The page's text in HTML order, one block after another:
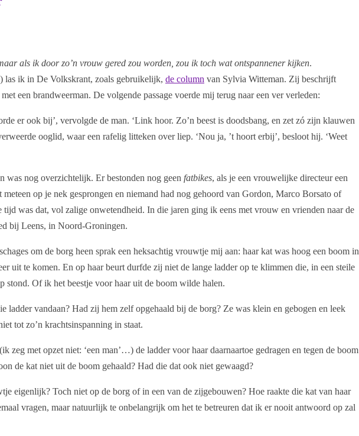
als ik door zo’n vrouw gered zou worden, zou ik toch wat ontspannener kijken.
las ik in De Volkskrant, zoals gebruikelijk, de column van Sylvia Witteman. Zij beschrijft
een brandweerman. De volgende passage voerde mij terug naar een ver verleden:
er ook bij’, vervolgde de man. ‘Link hoor. Zo’n beest is doodsbang, en zet zó zijn klauwen
ooglid, waar een rafelig litteken over liep. ‘Nou ja, ’t hoort erbij’, besloot hij. ‘Weet
was nog overzichtelijk. Er bestonden nog geen fatbikes, als je een vrouwelijke directeur een
meteen op je nek gesprongen en niemand had nog gehoord van Gordon, Marco Borsato of
tijd was dat, vol zalige onwetendheid. In die jaren ging ik eens met vrouw en vrienden naar de
bij Leens, in Noord-Groningen.
om de borg heen sprak een heksachtig vrouwtje mij aan: haar kat was hoog een boom in
uit te komen. En op haar beurt durfde zij niet de lange ladder op te klimmen die, in een steile
stond. Of ik het beestje voor haar uit de boom wilde halen.
ladder vandaan? Had zij hem zelf opgehaald bij de borg? Ze was klein en gebogen en leek
tot zo’n krachtsinspanning in staat.
zeg met opzet niet: ‘een man’…) de ladder voor haar daarnaartoe gedragen en tegen de boom
de kat niet uit de boom gehaald? Had die dat ook niet gewaagd?
eigenlijk? Toch niet op de borg of in een van de zijgebouwen? Hoe raakte die kat van haar
vragen, maar natuurlijk te onbelangrijk om het te betreuren dat ik er nooit antwoord op zal